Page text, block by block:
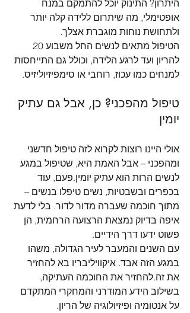
היתרון? התינוק יוכל להתמקם במנח
אופטימלי, מה שיתרום ללידה קלה יותר
ולתחושת נוחות מוגברת אצלך.
להריון ועד לרגע הלידה, וכולל גם התייחסות
למנחים כמו עכוז, רוחבי או סימפיזיוליזיס.
טיפול מהפכני? כן, אבל גם עתיק
יומין
אולי היינו רוצות לקרוא לזה טיפול חדשני
ומהפכני – אבל האמת היא, שטיפול במגע
לנשים הרות הוא עתיק יומין.פעם, עוד
בכפרים ובשבטיות, נשים טיפלו בנשים –
מתוך חוכמה שעברה מדור לדור. בלי לדעת
איפה בדיוק נמצאת הרצועה הרחמית, הן
פשוט ידעו דרך הידיים.
עם השנים והמעבר לעיר הגדולה, משהו
במגע הזה אבד. איקוויליבריו בא להחזיר
את זה.להחזיר את החוכמה העתיקה,
בשילוב הידע המודרני והמחקרי המתקדם
על אנטומיה ופיזיולוגיה של הריון.